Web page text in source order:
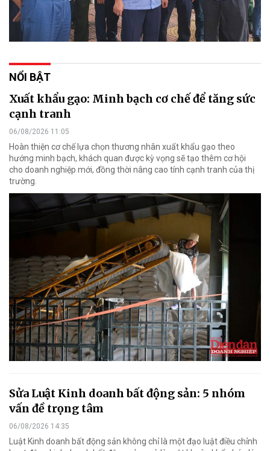
NỔI BẬT
Xuất khẩu gạo: Minh bạch cơ chế để tăng sức
cạnh tranh
06/08/2026 11:05
Hoàn thiện cơ chế lựa chọn thương nhân xuất khẩu gạo theo
hướng minh bạch, khách quan được kỳ vọng sẽ tạo thêm cơ hội
cho doanh nghiệp mới, đồng thời nâng cao tính cạnh tranh của thị
trường.
Sửa Luật Kinh doanh bất động sản: 5 nhóm
vấn đề trọng tâm
06/08/2026 14:35
Luật Kinh doanh bất động sản không chỉ là một đạo luật điều chỉnh